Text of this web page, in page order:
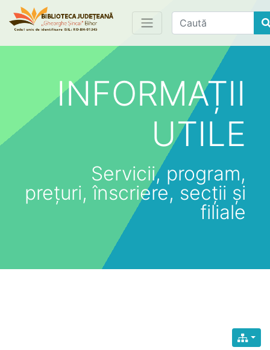
Find
INFORMAȚII
UTILE
Servicii, program,
prețuri, înscriere, secții și
filiale